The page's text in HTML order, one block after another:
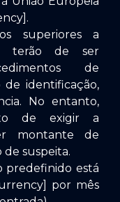
superiores a
terão de ser
de
de identificação,
No entanto,
de exigir a
montante de
de suspeita.
predefinido está
por mês